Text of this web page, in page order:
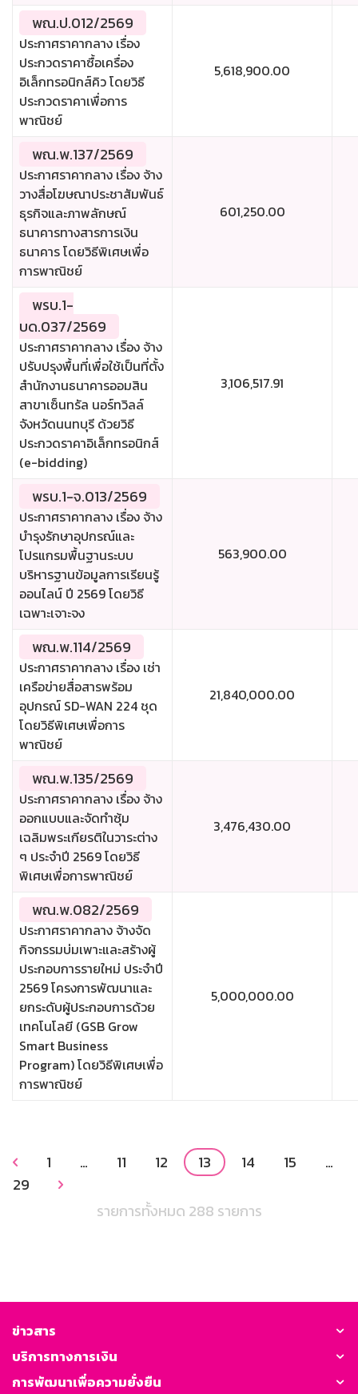
พณ.ป.012/2569
ประกาศราคากลาง เรื่อง
ประกวดราคาซื้อเครื่อง
อิเล็กทรอนิกส์คิว โดยวิธี
ประกวดราคาเพื่อการ
พาณิชย์
5,618,900.00
พณ.พ.137/2569
ประกาศราคากลาง เรื่อง จ้าง
วางสื่อโฆษณาประชาสัมพันธ์
ธุรกิจและภาพลักษณ์
ธนาคารทางสารการเงิน
ธนาคาร โดยวิธีพิเศษเพื่อ
การพาณิชย์
601,250.00
พรบ.1-
บด.037/2569
ประกาศราคากลาง เรื่อง จ้าง
ปรับปรุงพื้นที่เพื่อใช้เป็นที่ตั้ง
สำนักงานธนาคารออมสิน
สาขาเซ็นทรัล นอร์ทวิลล์
จังหวัดนนทบุรี ด้วยวิธี
ประกวดราคาอิเล็กทรอนิกส์
(e-bidding)
3,106,517.91
พรบ.1-จ.013/2569
ประกาศราคากลาง เรื่อง จ้าง
บำรุงรักษาอุปกรณ์และ
โปรแกรมพื้นฐานระบบ
บริหารฐานข้อมูลการเรียนรู้
ออนไลน์ ปี 2569 โดยวิธี
เฉพาะเจาะจง
563,900.00
พณ.พ.114/2569
ประกาศราคากลาง เรื่อง เช่า
เครือข่ายสื่อสารพร้อม
อุปกรณ์ SD-WAN 224 ชุด
โดยวิธีพิเศษเพื่อการ
พาณิชย์
21,840,000.00
พณ.พ.135/2569
ประกาศราคากลาง เรื่อง จ้าง
ออกแบบและจัดทำซุ้ม
เฉลิมพระเกียรติในวาระต่าง
ๆ ประจำปี 2569 โดยวิธี
พิเศษเพื่อการพาณิชย์
3,476,430.00
พณ.พ.082/2569
ประกาศราคากลาง จ้างจัด
กิจกรรมบ่มเพาะและสร้างผู้
ประกอบการรายใหม่ ประจำปี
2569 โครงการพัฒนาและ
ยกระดับผู้ประกอบการด้วย
เทคโนโลยี (GSB Grow
Smart Business
Program) โดยวิธีพิเศษเพื่อ
การพาณิชย์
5,000,000.00
 1 … 11 12 13 14 15
…
29

รายการทั้งหมด 288 รายการ
ข่าวสาร
บริการทางการเงิน
การพัฒนาเพื่อความยั่งยืน